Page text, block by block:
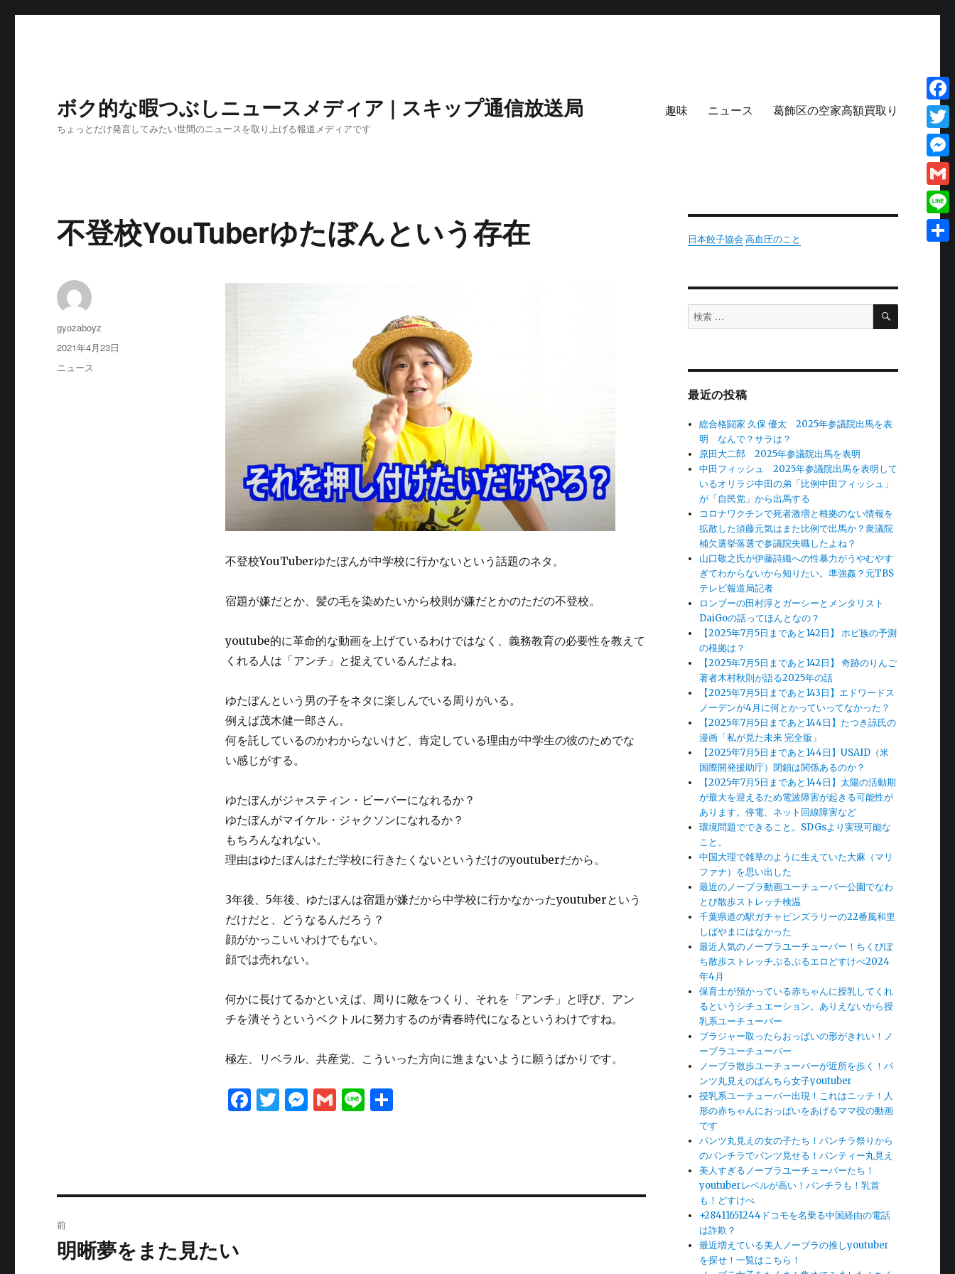
ボク的な暇つぶしニュースメディア | スキップ通信放送局
ちょっとだけ発言してみたい世間のニュースを取り上げる報道メディアです
趣味 ニュース 葛飾区の空家高額買取り
不登校YouTuberゆたぼんという存在
不登校YouTuberゆたぼんが中学校に行かないという話題のネタ。
宿題が嫌だとか、髪の毛を染めたいから校則が嫌だとかのただの不登校。
youtube的に革命的な動画を上げているわけではなく、義務教育の必要性を教えて
くれる人は「アンチ」と捉えているんだよね。
ゆたぼんという男の子をネタに楽しんでいる周りがいる。
例えば茂木健一郎さん。
何を託しているのかわからないけど、肯定している理由が中学生の彼のためでな
い感じがする。
ゆたぼんがジャスティン・ビーバーになれるか？
ゆたぼんがマイケル・ジャクソンになれるか？
もちろんなれない。
理由はゆたぼんはただ学校に行きたくないというだけのyoutuberだから。
3年後、5年後、ゆたぼんは宿題が嫌だから中学校に行かなかったyoutuberという
だけだと、どうなるんだろう？
顔がかっこいいわけでもない。
顔では売れない。
何かに長けてるかといえば、周りに敵をつくり、それを「アンチ」と呼び、アン
チを潰そうというベクトルに努力するのが青春時代になるというわけですね。
極左、リベラル、共産党、こういった方向に進まないように願うばかりです。
F
b
T
r
M
g
G Li 共
投
稿
gyozaboyz
投
日:
2021年4月23日
カ
ニュース
稿
前
過
去
明晰夢をまた見たい
日本餃子協会高血圧のこと
検
索
検
最近の投稿
総合格闘家 久保 優太 2025年参議院出馬を表
明 なんで？サラは？
原田大二郎 2025年参議院出馬を表明
中田フィッシュ 2025年参議院出馬を表明して
いるオリラジ中田の弟「比例中田フィッシュ」
が「自民党」から出馬する
コロナワクチンで死者激増と根拠のない情報を
拡散した須藤元気はまた比例で出馬か？衆議院
補欠選挙落選で参議院失職したよね？
山口敬之氏が伊藤詩織への性暴力がうやむやす
ぎてわからないから知りたい。準強姦？元TBS
テレビ報道局記者
ロンブーの田村淳とガーシーとメンタリスト
DaiGoの話ってほんとなの？
【2025年7月5日まであと142日】 ホピ族の予測
の根拠は？
【2025年7月5日まであと142日】 奇跡のりんご
著者木村秋則が語る2025年の話
【2025年7月5日まであと143日】エドワードス
ノーデンが4月に何とかっていってなかった？
【2025年7月5日まであと144日】たつき諒氏の
漫画「私が見た未来 完全版」
【2025年7月5日まであと144日】USAID（米
国際開発援助庁）閉鎖は関係あるのか？
【2025年7月5日まであと144日】太陽の活動期
が最大を迎えるため電波障害が起きる可能性が
あります。停電、ネット回線障害など
環境問題でできること。SDGsより実現可能な
こと。
中国大理で雑草のように生えていた大麻（マリ
ファナ）を思い出した
最近のノーブラ動画ユーチューバー公園でなわ
とび散歩ストレッチ検温
千葉県道の駅ガチャピンズラリーの22番風和里
しばやまにはなかった
最近人気のノーブラユーチューバー！ちくびぽ
ち散歩ストレッチぷるぷるエロどすけべ2024
年4月
保育士が預かっている赤ちゃんに授乳してくれ
るというシチュエーション。ありえないから授
乳系ユーチューバー
ブラジャー取ったらおっぱいの形がきれい！ノ
ーブラユーチューバー
ノーブラ散歩ユーチューバーが近所を歩く！パ
ンツ丸見えのぱんちら女子youtuber
授乳系ユーチューバー出現！これはニッチ！人
形の赤ちゃんにおっぱいをあげるママ役の動画
です
パンツ丸見えの女の子たち！パンチラ祭りから
のパンチラでパンツ見せる！パンティー丸見え
美人すぎるノーブラユーチューバーたち！
youtuberレベルが高い！パンチラも！乳首
も！どすけべ
+28411651244ドコモを名乗る中国経由の電話
は詐欺？
最近増えている美人ノーブラの推しyoutuber
を探せ！一覧はこちら！
Line